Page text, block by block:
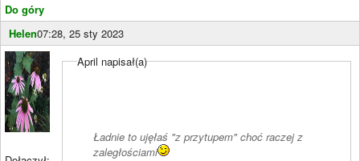
Do góry
Helen07:28, 25 sty 2023
April napisał(a)
Ładnie to ujęłaś "z przytupem" choć raczej z
zaległościami